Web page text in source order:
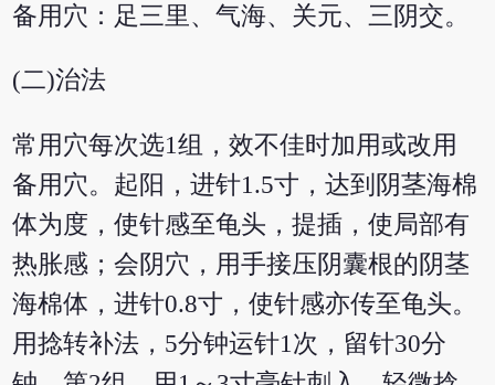
备用穴：足三里、气海、关元、三阴交。
(二)治法
常用穴每次选1组，效不佳时加用或改用
备用穴。起阳，进针1.5寸，达到阴茎海棉
体为度，使针感至龟头，提插，使局部有
热胀感；会阴穴，用手接压阴囊根的阴茎
海棉体，进针0.8寸，使针感亦传至龟头。
用捻转补法，5分钟运针1次，留针30分